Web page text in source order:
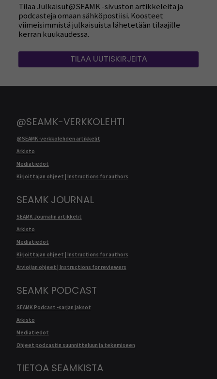
Tilaa Julkaisut@SEAMK -sivuston artikkeleita ja
podcasteja omaan sähköpostiisi. Koosteet
viimeisimmistä julkaisuista lähetetään tilaajille
kerran kuukaudessa.
TILAA UUTISKIRJEITÄ
@SEAMK-VERKKOLEHTI
@SEAMK-verkkolehden artikkelit
Arkisto
Mediatiedot
Kirjoittajan ohjeet | Instructions for authors
SEAMK JOURNAL
SEAMK Journalin artikkelit
Arkisto
Mediatiedot
Kirjoittajan ohjeet | Instructions for authors
Arvioijan ohjeet | Instructions for reviewers
SEAMK PODCAST
SEAMK Podcast -sarjan jaksot
Arkisto
Mediatiedot
Ohjeet podcastin suunnitteluun ja tekemiseen
TIETOA SEAMKISTA